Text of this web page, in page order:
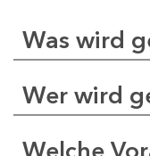
Was wird
Wer wird
Welche